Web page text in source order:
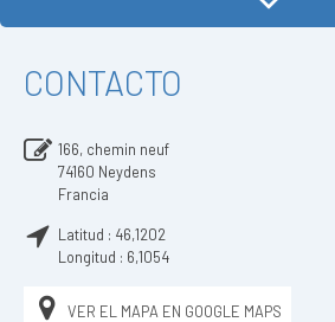
CONTACTO
166, chemin neuf
74160 Neydens
Francia
Latitud : 46,1202
Longitud : 6,1054
VER EL MAPA EN GOOGLE MAPS